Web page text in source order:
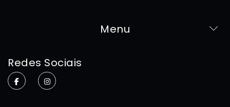
Menu
Redes Sociais